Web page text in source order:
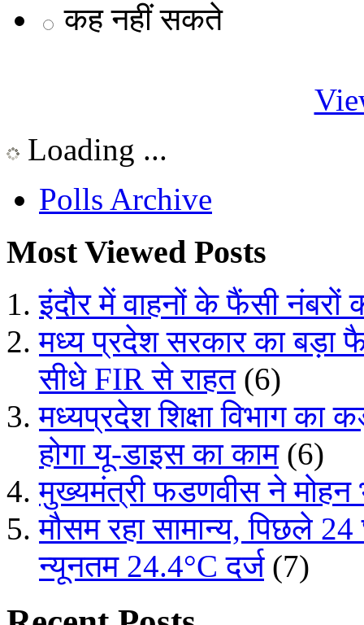
कह नहीं सकते
Loading ...
Polls Archive
Most Viewed Posts
इंदौर में वाहनों के फैंसी नंबरों
मध्य प्रदेश सरकार का बड़ा
सीधे FIR से राहत (6)
मध्यप्रदेश शिक्षा विभाग
होगा यू-डाइस का काम (6)
मुख्यमंत्री फडणवीस ने मोहन
मौसम रहा सामान्य, पिछले
न्यूनतम 24.4°C दर्ज (7)